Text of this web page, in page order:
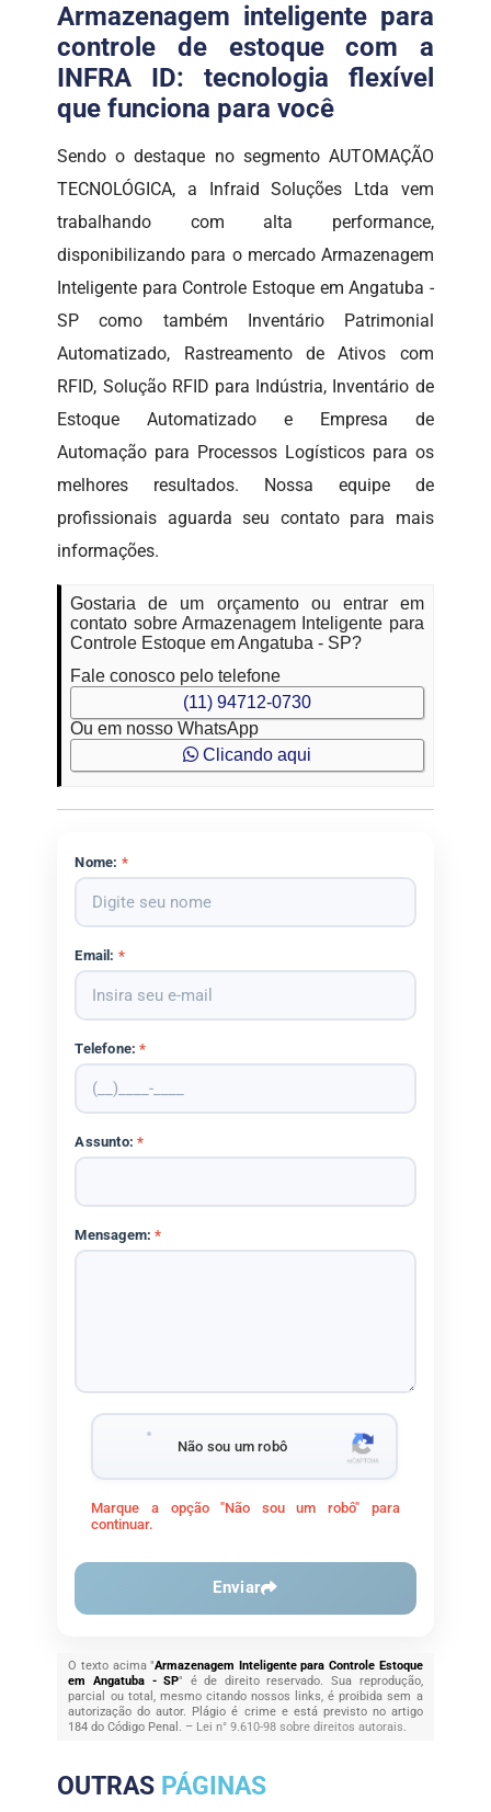
Armazenagem inteligente para
controle de estoque com a
INFRA ID: tecnologia flexível
que funciona para você
Sendo o destaque no segmento AUTOMAÇÃO
TECNOLÓGICA, a Infraid Soluções Ltda vem
trabalhando com alta performance,
disponibilizando para o mercado Armazenagem
Inteligente para Controle Estoque em Angatuba -
SP como também Inventário Patrimonial
Automatizado, Rastreamento de Ativos com
RFID, Solução RFID para Indústria, Inventário de
Estoque Automatizado e Empresa de
Automação para Processos Logísticos para os
melhores resultados. Nossa equipe de
profissionais aguarda seu contato para mais
informações.
Gostaria de um orçamento ou entrar em
contato sobre Armazenagem Inteligente para
Controle Estoque em Angatuba - SP?
Fale conosco pelo telefone
(11) 94712-0730
Ou em nosso WhatsApp
Clicando aqui
Nome: *
Email: *
Telefone:*
Assunto:*
Mensagem:*
Não sou um robô
Marque a opção "Não sou um robô" para
continuar.
Enviar
O texto acima "Armazenagem Inteligente para Controle Estoque
em Angatuba - SP" é de direito reservado. Sua reprodução,
parcial ou total, mesmo citando nossos links, é proibida sem a
autorização do autor. Plágio é crime e está previsto no artigo
184 do Código Penal. – Lei n° 9.610-98 sobre direitos autorais.
OUTRAS PÁGINAS